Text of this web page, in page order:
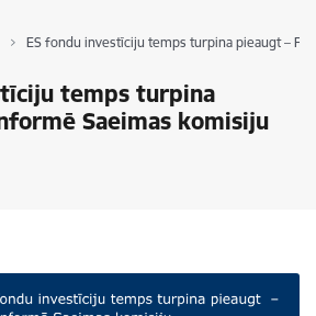
ES fondu investīciju temps turpina pieaugt –
temps turpina
Saeimas komisiju